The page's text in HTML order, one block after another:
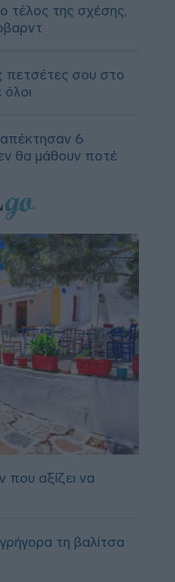
τέλος της σχέσης,
πετσέτες σου στο
απέκτησαν 6
θα μάθουν ποτέ
αξίζει να
τη βαλίτσα